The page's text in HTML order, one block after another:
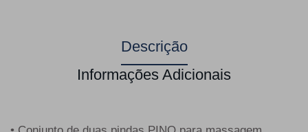
Descrição
Informações Adicionais